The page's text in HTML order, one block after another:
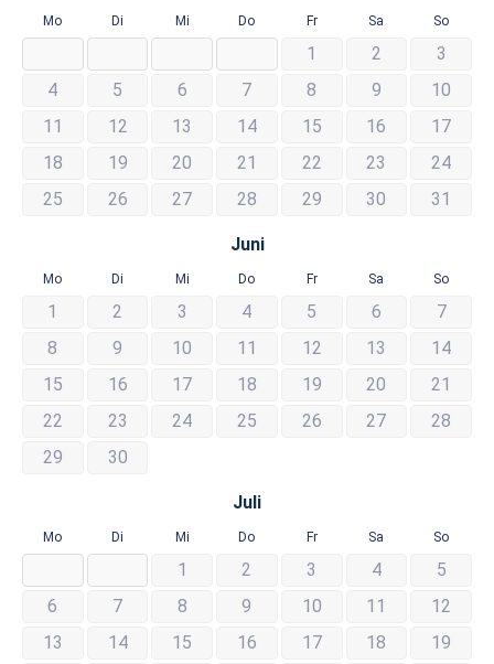
Mo Di Mi Do Fr Sa So
1 2
3
4
5 6 7 8 9
10
11
12 13 14 15 16
17
18
19 20 21 22 23
24
25
26 27 28 29 30 31
Juni
Mo Di Mi Do Fr Sa So
1 2 3 4 5 6
7
8
9 10 11 12 13
14
15
16 17 18 19 20
21
22
23 24 25 26 27
28
29
30
Juli
Mo Di Mi Do Fr Sa So
1 2 3 4
5
6
7 8 9 10 11
12
13
14 15 16 17 18
19